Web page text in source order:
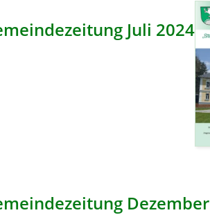
Juli 2024
Dezember